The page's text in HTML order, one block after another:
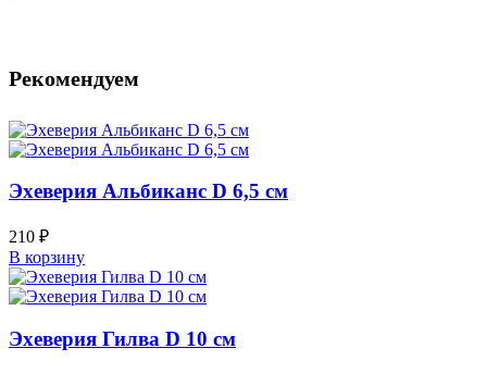
Рекомендуем
Эхеверия Альбиканс D 6,5 см
210 ₽
В корзину
Эхеверия Гилва D 10 см